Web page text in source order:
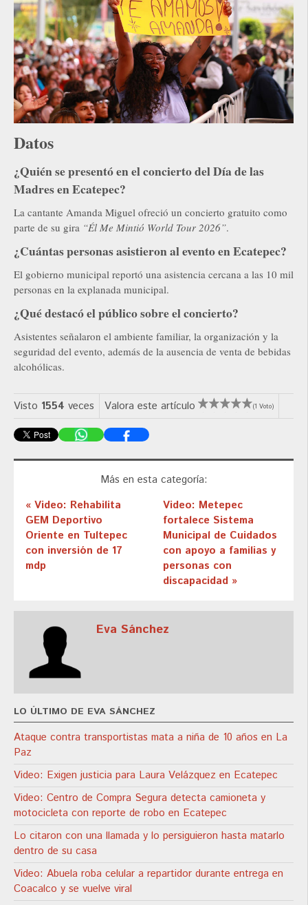
Datos
¿Quién se presentó en el concierto del Día de las
Madres en Ecatepec?
La cantante Amanda Miguel ofreció un concierto gratuito como
parte de su gira “Él Me Mintió World Tour 2026”.
¿Cuántas personas asistieron al evento en Ecatepec?
El gobierno municipal reportó una asistencia cercana a las 10 mil
personas en la explanada municipal.
¿Qué destacó el público sobre el concierto?
Asistentes señalaron el ambiente familiar, la organización y la
seguridad del evento, además de la ausencia de venta de bebidas
alcohólicas.
Visto 1554 veces Valora este artículo (1 Voto)
Más en esta categoría:
« Video: Rehabilita
GEM Deportivo
Oriente en Tultepec
con inversión de 17
mdp
Video: Metepec
fortalece Sistema
Municipal de Cuidados
con apoyo a familias y
personas con
discapacidad »
Eva Sánchez
LO ÚLTIMO DE EVA SÁNCHEZ
Ataque contra transportistas mata a niña de 10 años en La
Paz
Video: Exigen justicia para Laura Velázquez en Ecatepec
Video: Centro de Compra Segura detecta camioneta y
motocicleta con reporte de robo en Ecatepec
Lo citaron con una llamada y lo persiguieron hasta matarlo
dentro de su casa
Video: Abuela roba celular a repartidor durante entrega en
Coacalco y se vuelve viral